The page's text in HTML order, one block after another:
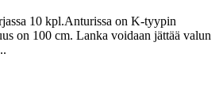
10 kpl.Anturissa on K-tyypin
on 100 cm. Lanka voidaan jättää valun